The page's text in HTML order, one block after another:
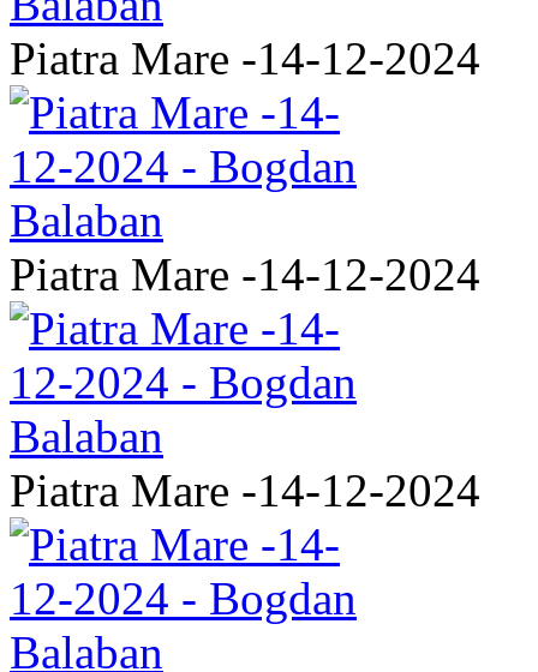
Piatra Mare -14-12-2024
Piatra Mare -14-12-2024
Piatra Mare -14-12-2024